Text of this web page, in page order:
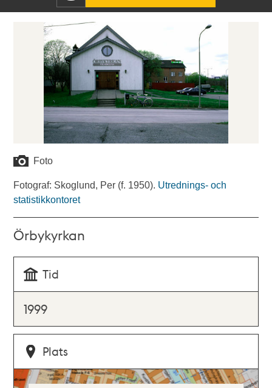
Foto
Fotograf: Skoglund, Per (f. 1950). Utrednings- och
statistikkontoret
Örbykyrkan
Tid
1999
Plats